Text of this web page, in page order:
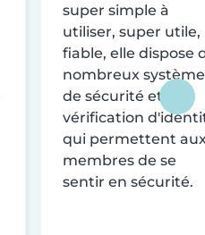
super simple à
utiliser, super utile,
fiable, elle dispose
nombreux
de sécurité et de
vérification
qui permettent
membres de se
sentir en sécurité.